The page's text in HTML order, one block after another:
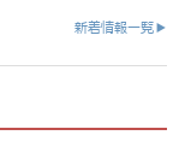
新着情報一覧▶